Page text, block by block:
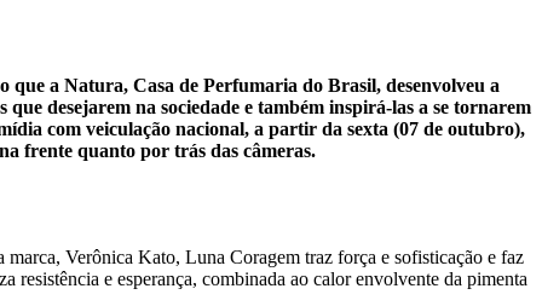
que a Natura, Casa de Perfumaria do Brasil, desenvolveu a
desejarem na sociedade e também inspirá-las a se tornarem
com veiculação nacional, a partir da sexta (07 de outubro),
frente quanto por trás das câmeras.
Verônica Kato, Luna Coragem traz força e sofisticação e faz
resistência e esperança, combinada ao calor envolvente da pimenta